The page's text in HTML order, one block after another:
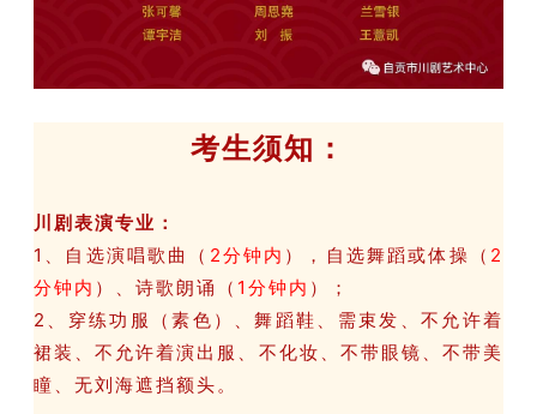
考生须知：
川剧表演专业：
1、自选演唱歌曲（ 2分钟内 ），自选舞蹈或体操（ 2
分钟内 ）、诗歌朗诵（ 1分钟内 ）；
2、穿练功服（素色）、舞蹈鞋、需束发、不允许着
裙装、不允许着演出服、不化妆、不带眼镜、不带美
瞳、无刘海遮挡额头。